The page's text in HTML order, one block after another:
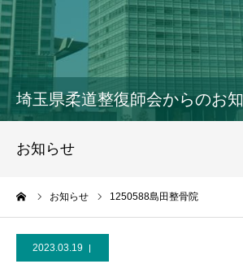
埼玉県柔道整復師会からのお
お知らせ
お知らせ 1250588島田整骨院
2023.03.19
柔道整復師とは
接骨院・整骨院検索